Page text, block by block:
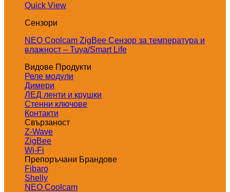
Quick View
Сензори
NEO Coolcam ZigBee Сензор за температура и
влажност – Tuya/Smart Life
Видове Продукти
Реле модули
Димери
ЛЕД ленти и крушки
Стенни ключове
Контакти
Свързаност
Z-Wave
ZigBee
Wi-Fi
Препоръчани Брандове
Fibaro
Shelly
NEO Coolcam